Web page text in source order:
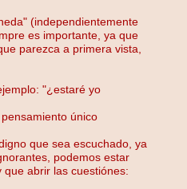
(independientemente
es importante, ya que
parezca a primera vista,
"¿estaré yo
único
que sea escuchado, ya
podemos estar
abrir las cuestiónes: